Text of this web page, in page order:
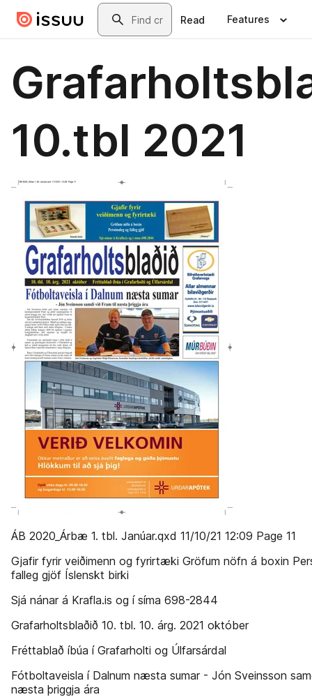
Skip to main contentSearch
Read Features
10.tbl 2021
ÁB 2020_Árbæ 1. tbl. Janúar.qxd 11/10/21 12:09 Page 11
Gjafir fyrir veiðimenn og fyrirtæki Gröfum nöfn á boxin
falleg gjöf Íslenskt birki
Sjá nánar á Krafla.is og í síma 698-2844
Grafarholtsblað­ið 10. tbl. 10. árg. 2021 október
Fréttablað íbúa í Grafarholti og Úlfarsárdal
Fótboltaveisla í Dalnum næsta sumar - Jón Sveinsson
næsta þriggja ára